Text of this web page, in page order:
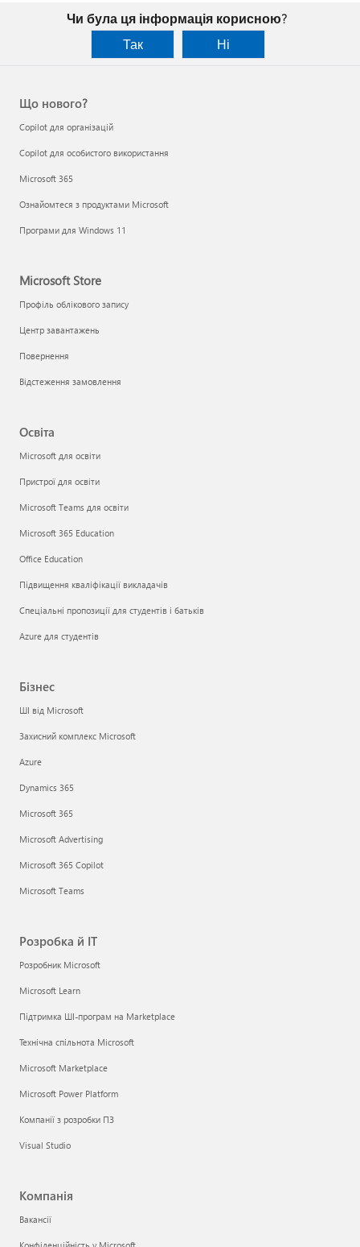
Чи була ця інформація корисною?
Так
Ні
Що нового?
Copilot для організацій
Copilot для особистого використання
Microsoft 365
Ознайомтеся з продуктами Microsoft
Програми для Windows 11
Microsoft Store
Профіль облікового запису
Центр завантажень
Повернення
Відстеження замовлення
Освіта
Microsoft для освіти
Пристрої для освіти
Microsoft Teams для освіти
Microsoft 365 Education
Office Education
Підвищення кваліфікації викладачів
Спеціальні пропозиції для студентів і батьків
Azure для студентів
Бізнес
ШІ від Microsoft
Захисний комплекс Microsoft
Azure
Dynamics 365
Microsoft 365
Microsoft Advertising
Microsoft 365 Copilot
Microsoft Teams
Розробка й ІТ
Розробник Microsoft
Microsoft Learn
Підтримка ШІ-програм на Marketplace
Технічна спільнота Microsoft
Microsoft Marketplace
Microsoft Power Platform
Компанії з розробки ПЗ
Visual Studio
Компанія
Вакансії